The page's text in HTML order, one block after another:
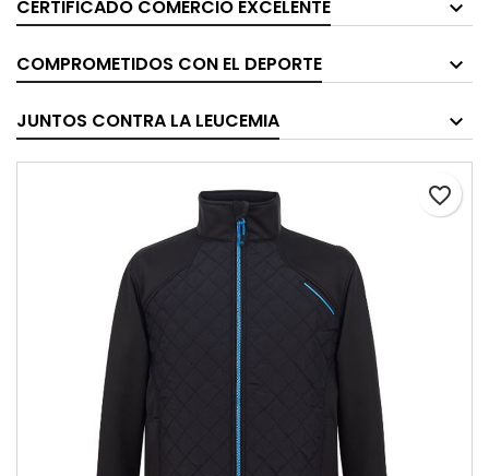
CERTIFICADO COMERCIO EXCELENTE
COMPROMETIDOS CON EL DEPORTE
JUNTOS CONTRA LA LEUCEMIA
favorite_border